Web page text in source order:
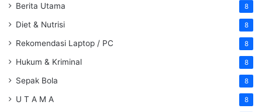
Berita Utama 8
Diet & Nutrisi 8
Rekomendasi Laptop / PC 8
Hukum & Kriminal 8
Sepak Bola 8
U T A M A 8